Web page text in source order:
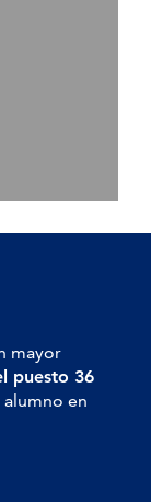
mayor
puesto 36
en